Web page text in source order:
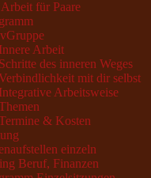
für Paare
Innere Arbeit
Schritte des inneren Weges
mit dir selbst
Integrative Arbeitsweise
& Kosten
einzeln
Beruf, Finanzen